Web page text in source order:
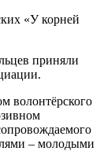
«У корней
приняли
волонтёрского
– молодыми